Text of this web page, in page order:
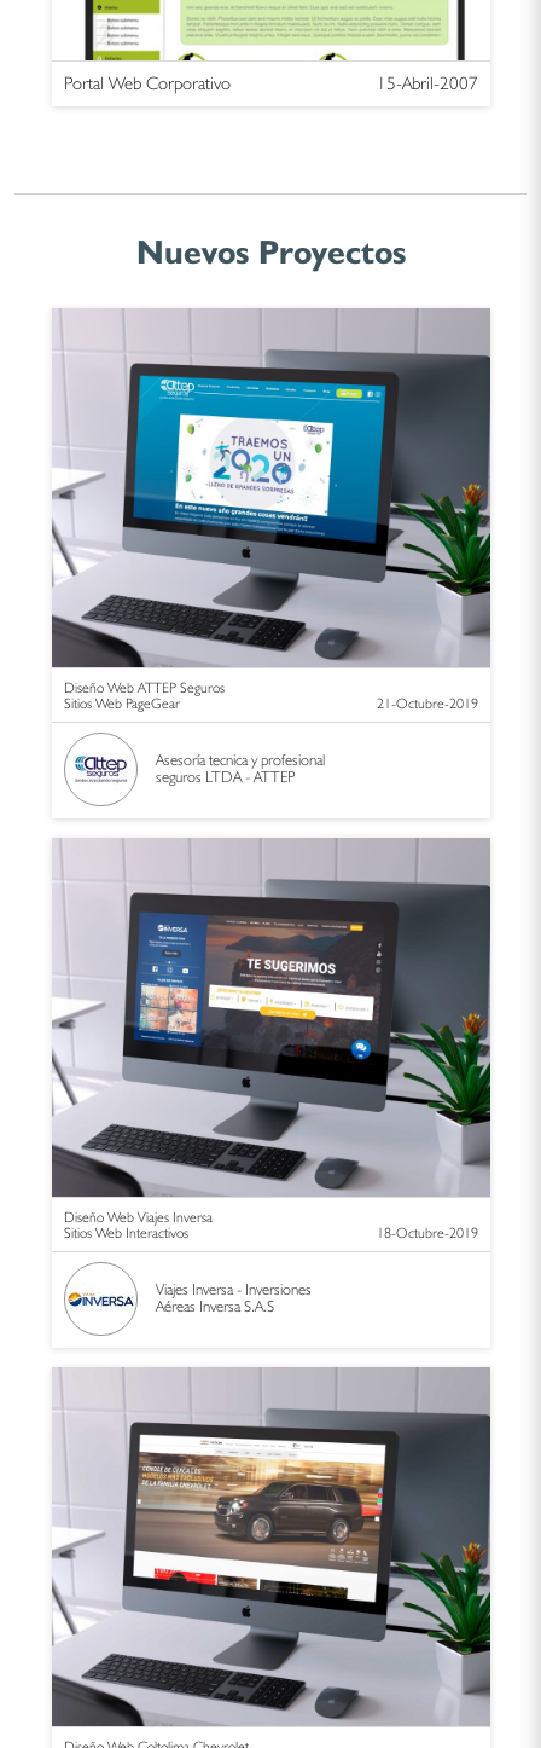
Portal Web Corporativo 15-Abril-2007
Nuevos Proyectos
Diseño Web ATTEP Seguros
Sitios Web PageGear
21-Octubre-2019
Asesoría tecnica y profesional
seguros LTDA - ATTEP
Diseño Web Viajes Inversa
Sitios Web Interactivos
18-Octubre-2019
Viajes Inversa - Inversiones
Aéreas Inversa S.A.S